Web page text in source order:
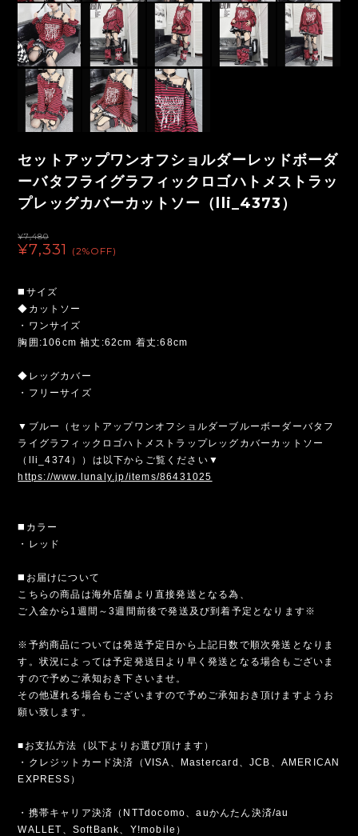
セットアップワンオフショルダーレッドボーダ
ーバタフライグラフィックロゴハトメストラッ
プレッグカバーカットソー（lli_4373）
¥7,480
¥7,331 (2%OFF)
◼️サイズ
◆カットソー
・ワンサイズ
胸囲:106cm 袖丈:62cm 着丈:68cm
◆レッグカバー
・フリーサイズ
▼ブルー（セットアップワンオフショルダーブルーボーダーバタフ
ライグラフィックロゴハトメストラップレッグカバーカットソー
（lli_4374））は以下からご覧ください▼
https://www.lunaly.jp/items/86431025
◼️カラー
・レッド
◼️お届けについて
こちらの商品は海外店舗より直接発送となる為、
ご入金から1週間～3週間前後で発送及び到着予定となります※
※予約商品については発送予定日から上記日数で順次発送となりま
す。状況によっては予定発送日より早く発送となる場合もございま
すので予めご承知おき下さいませ。
その他遅れる場合もございますので予めご承知おき頂けますようお
願い致します。
■お支払方法（以下よりお選び頂けます）
・クレジットカード決済（VISA、Mastercard、JCB、AMERICAN
EXPRESS）
・携帯キャリア決済（NTTdocomo、auかんたん決済/au
WALLET、SoftBank、Y!mobile）